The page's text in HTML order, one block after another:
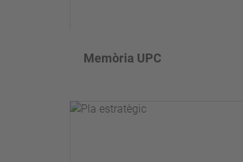
Memòria UPC